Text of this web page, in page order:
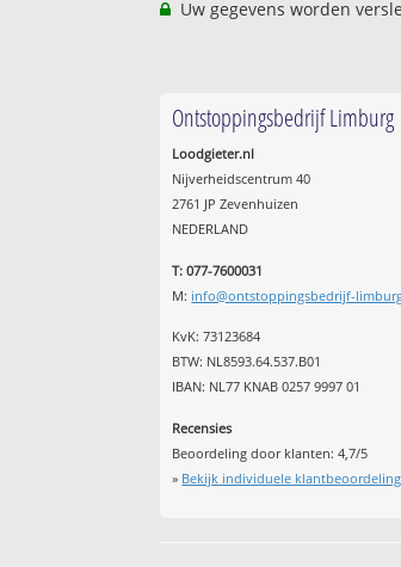
Uw gegevens worden
Ontstoppingsbedrijf Limburg
Loodgieter.nl
Nijverheidscentrum 40
2761 JP Zevenhuizen
NEDERLAND
T: 077-7600031
M: info@ontstoppingsbedrijf-
KvK: 73123684
BTW: NL8593.64.537.B01
IBAN: NL77 KNAB 0257 9997 01
Recensies
Beoordeling door klanten:4,7/5
» Bekijk individuele